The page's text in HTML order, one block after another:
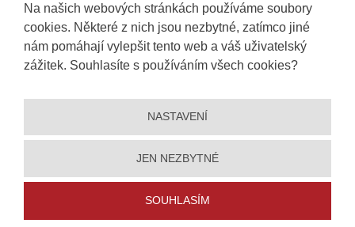
Na našich webových stránkách používáme soubory
cookies. Některé z nich jsou nezbytné, zatímco jiné
nám pomáhají vylepšit tento web a váš uživatelský
zážitek. Souhlasíte s používáním všech cookies?
NASTAVENÍ
JEN NEZBYTNÉ
SOUHLASÍM
Prohlášení o přístupnosti |Ochrana osobních údajů |Mapa stránek ||